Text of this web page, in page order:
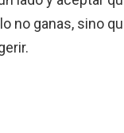
no ganas, sino